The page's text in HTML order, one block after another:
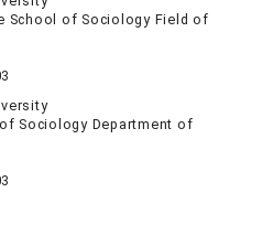
School of Sociology Field of
Sociology Department of